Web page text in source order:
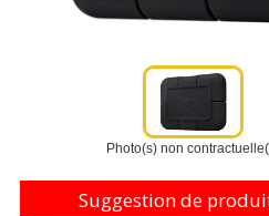
Photo(s) non
Suggestion de